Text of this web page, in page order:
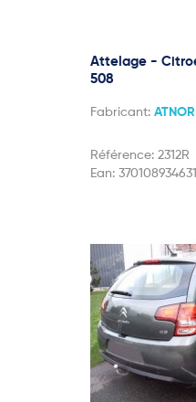
Attelage -
508
Fabricant: ATNOR
Référence: 2312R
Ean: